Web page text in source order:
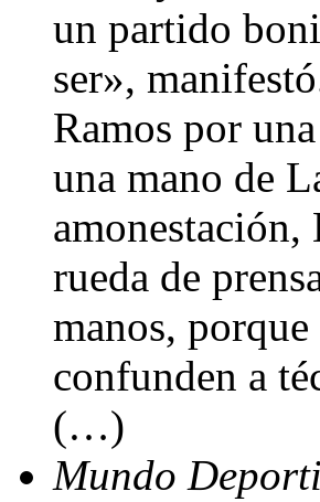
un partido
ser»,
Ramos por
una mano de
amonestación,
rueda de
manos,
confunden a
(…)
Mundo